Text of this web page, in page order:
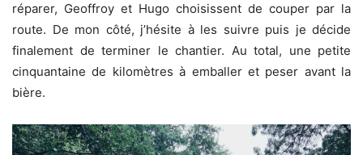
réparer, Geoffroy et Hugo choisissent de couper par la
route. De mon côté, j’hésite à les suivre puis je décide
finalement de terminer le chantier. Au total, une petite
cinquantaine de kilomètres à emballer et peser avant la
bière.